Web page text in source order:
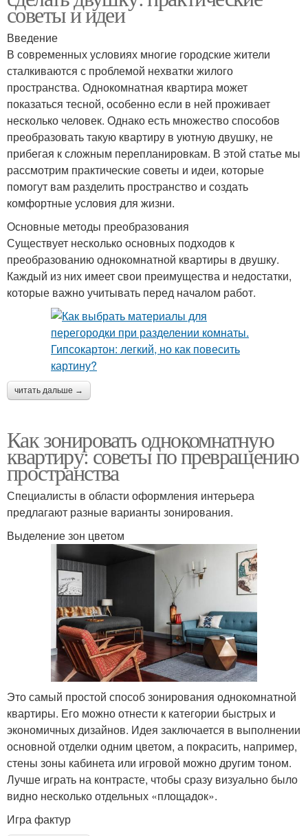
советы и идеи
Введение
В современных условиях многие городские жители
сталкиваются с проблемой нехватки жилого
пространства. Однокомнатная квартира может
показаться тесной, особенно если в ней проживает
несколько человек. Однако есть множество способов
преобразовать такую квартиру в уютную двушку, не
прибегая к сложным перепланировкам. В этой статье мы
рассмотрим практические советы и идеи, которые
помогут вам разделить пространство и создать
комфортные условия для жизни.
Основные методы преобразования
Существует несколько основных подходов к
преобразованию однокомнатной квартиры в двушку.
Каждый из них имеет свои преимущества и недостатки,
которые важно учитывать перед началом работ.
читать дальше →
Как зонировать однокомнатную
квартиру: советы по превращению
пространства
Специалисты в области оформления интерьера
предлагают разные варианты зонирования.
Выделение зон цветом
Это самый простой способ зонирования однокомнатной
квартиры. Его можно отнести к категории быстрых и
экономичных дизайнов. Идея заключается в выполнении
основной отделки одним цветом, а покрасить, например,
стены зоны кабинета или игровой можно другим тоном.
Лучше играть на контрасте, чтобы сразу визуально было
видно несколько отдельных «площадок».
Игра фактур